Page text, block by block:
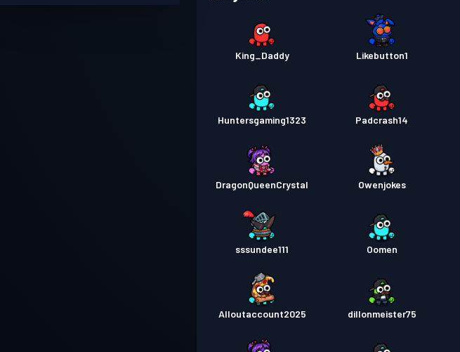
King_Daddy Likebutton1
Huntersgaming1323 Padcrash14
DragonQueenCrystal Owenjokes
sssundee111 Oomen
Alloutaccount2025 dillonmeister75